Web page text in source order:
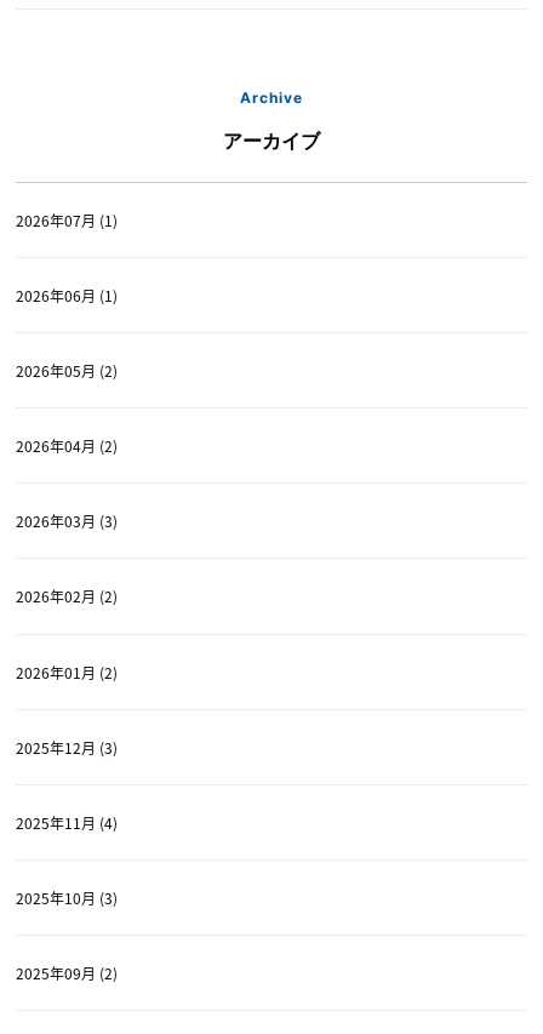
Archive
アーカイブ
2026年07月 (1)
2026年06月 (1)
2026年05月 (2)
2026年04月 (2)
2026年03月 (3)
2026年02月 (2)
2026年01月 (2)
2025年12月 (3)
2025年11月 (4)
2025年10月 (3)
2025年09月 (2)